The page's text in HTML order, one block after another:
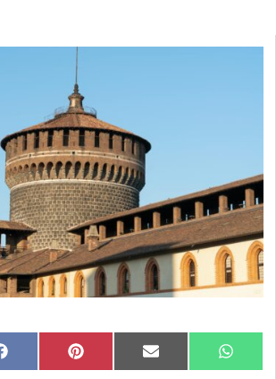
Compartir
en
Facebook Compartir
en
Pinterest Compartir
en
Email
en